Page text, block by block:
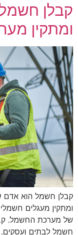
קבלן
ומתקין
קבלן חשמל הוא אדם
ומתקין מעגלים
של מערכת החשמל.
חשמל לבתים